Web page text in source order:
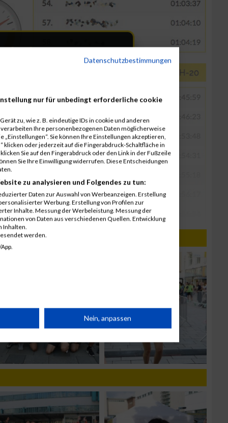
PLANET / 28.06.2016
Datenschutzbestimmungen
nur für unbedingt erforderliche cookie
zu, wie z. B. eindeutige IDs in cookie und anderen
Ihre personenbezogenen Daten möglicherweise
Sie können Ihre Einstellungen akzeptieren,
klicken oder jederzeit auf die Fingerabdruck-Schaltfläche in
Sie auf den Fingerabdruck oder den Link in der Fußzeile
Sie Ihre Einwilligung widerrufen. Diese Entscheidungen
zu analysieren und Folgendes zu tun:
Daten zur Auswahl von Werbeanzeigen. Erstellung
Werbung. Erstellung von Profilen zur
Inhalte. Messung der Werbeleistung. Messung der
von Daten aus verschiedenen Quellen. Entwicklung
Inhalten.
werden.
Nein, anpassen